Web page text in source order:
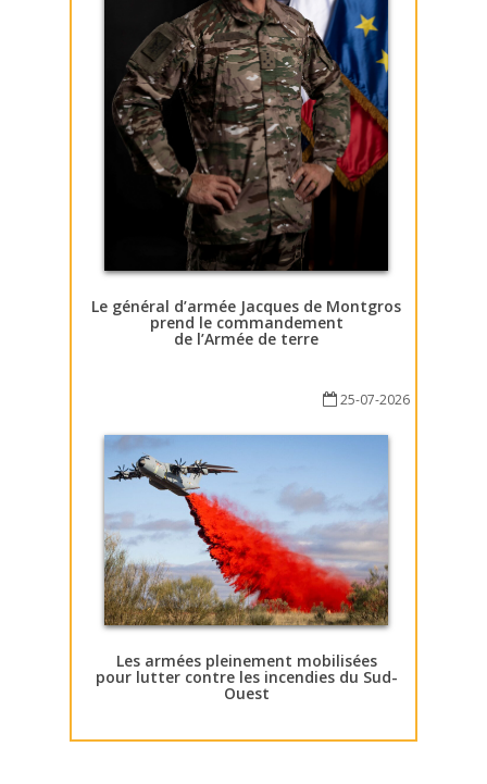
Le général d’armée Jacques de Montgros
prend le commandement
de l’Armée de terre
25-07-2026
Les armées pleinement mobilisées
pour lutter contre les incendies du Sud-
Ouest